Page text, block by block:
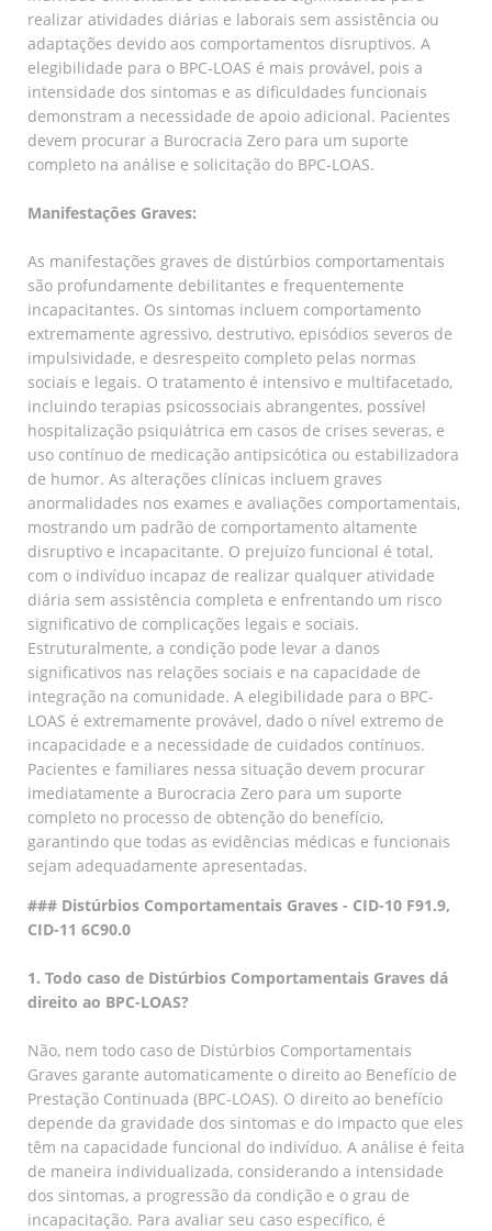
realizar atividades diárias e laborais sem assistência ou
adaptações devido aos comportamentos disruptivos. A
elegibilidade para o BPC-LOAS é mais provável, pois a
intensidade dos sintomas e as dificuldades funcionais
demonstram a necessidade de apoio adicional. Pacientes
devem procurar a Burocracia Zero para um suporte
completo na análise e solicitação do BPC-LOAS.
Manifestações Graves:
As manifestações graves de distúrbios comportamentais
são profundamente debilitantes e frequentemente
incapacitantes. Os sintomas incluem comportamento
extremamente agressivo, destrutivo, episódios severos de
impulsividade, e desrespeito completo pelas normas
sociais e legais. O tratamento é intensivo e multifacetado,
incluindo terapias psicossociais abrangentes, possível
hospitalização psiquiátrica em casos de crises severas, e
uso contínuo de medicação antipsicótica ou estabilizadora
de humor. As alterações clínicas incluem graves
anormalidades nos exames e avaliações comportamentais,
mostrando um padrão de comportamento altamente
disruptivo e incapacitante. O prejuízo funcional é total,
com o indivíduo incapaz de realizar qualquer atividade
diária sem assistência completa e enfrentando um risco
significativo de complicações legais e sociais.
Estruturalmente, a condição pode levar a danos
significativos nas relações sociais e na capacidade de
integração na comunidade. A elegibilidade para o BPC-
LOAS é extremamente provável, dado o nível extremo de
incapacidade e a necessidade de cuidados contínuos.
Pacientes e familiares nessa situação devem procurar
imediatamente a Burocracia Zero para um suporte
completo no processo de obtenção do benefício,
garantindo que todas as evidências médicas e funcionais
sejam adequadamente apresentadas.
### Distúrbios Comportamentais Graves - CID-10 F91.9,
CID-11 6C90.0
1. Todo caso de Distúrbios Comportamentais Graves dá
direito ao BPC-LOAS?
Não, nem todo caso de Distúrbios Comportamentais
Graves garante automaticamente o direito ao Benefício de
Prestação Continuada (BPC-LOAS). O direito ao benefício
depende da gravidade dos sintomas e do impacto que eles
têm na capacidade funcional do indivíduo. A análise é feita
de maneira individualizada, considerando a intensidade
dos sintomas, a progressão da condição e o grau de
incapacitação. Para avaliar seu caso específico, é